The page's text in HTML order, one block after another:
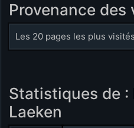
Provenance des
Les 20 pages les plus visités
Statistiques de :
Laeken